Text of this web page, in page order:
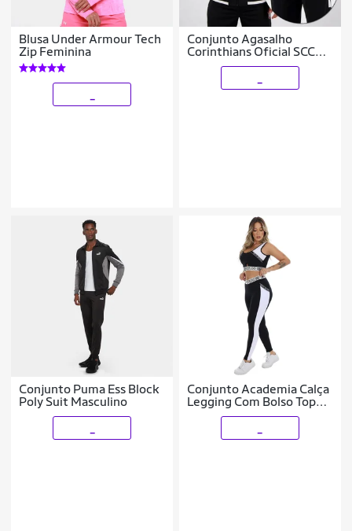
Blusa Under Armour Tech
Zip Feminina
Conjunto Agasalho
Corinthians Oficial SCCP
Masculino Timão
Conjunto Puma Ess Block
Poly Suit Masculino
Conjunto Academia Calça
Legging Com Bolso Top
Comprido Feminino